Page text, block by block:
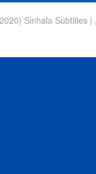
Sinhala